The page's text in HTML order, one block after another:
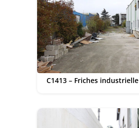
C1413 – Friches industrielle